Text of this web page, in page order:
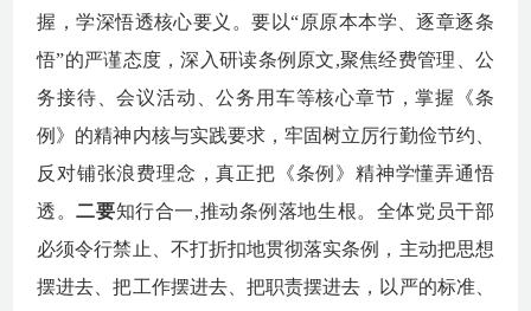
握，学深悟透核心要义 。要以“原原本本学、逐章逐条
悟”的严谨态度，深入研读条例原文,聚焦经费管理、公
务接待、会议活动、公务用车等核心章节，掌握《条
例》的精神内核与实践要求，牢固树立厉行勤俭节约、
反对铺张浪费理念，真正把《条例》精神学懂弄通悟
透。二要知行合一,推动条例落地生根。全体党员干部
必须令行禁止、不打折扣地贯彻落实条例 ， 主动把思想
摆进去、把工作摆进去、把职责摆进去，以严的标准、